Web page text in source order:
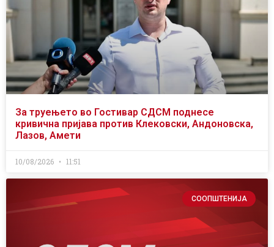
За труењето во Гостивар СДСМ поднесе
кривична пријава против Клековски, Андоновска,
Лазов, Амети
10/08/2026 11:51
СООПШТЕНИЈА